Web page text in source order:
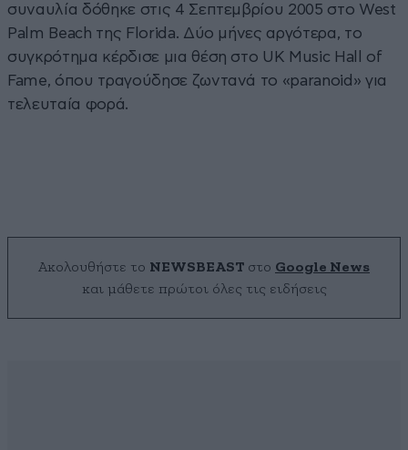
συναυλία δόθηκε στις 4 Σεπτεμβρίου 2005 στο West
Palm Beach της Florida. Δύο μήνες αργότερα, το
συγκρότημα κέρδισε μια θέση στο UK Music Hall of
Fame, όπου τραγούδησε ζωντανά το «paranoid» για
τελευταία φορά.
Ακολουθήστε το NEWSBEAST στο Google News
και μάθετε πρώτοι όλες τις ειδήσεις